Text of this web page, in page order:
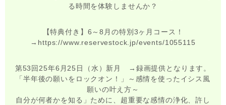
る時間を体験しませんか？
【特典付き】6～8月の特別3ヶ月コース！
→https://www.reservestock.jp/events/1055115
第53回25年6月25日（水）新月 →録画提供となります。
「半年後の願いをロックオン！」～感情を使ったイシス風
願いの叶え方～
自分が何者かを知る」ために、超重要な感情の浄化、許し